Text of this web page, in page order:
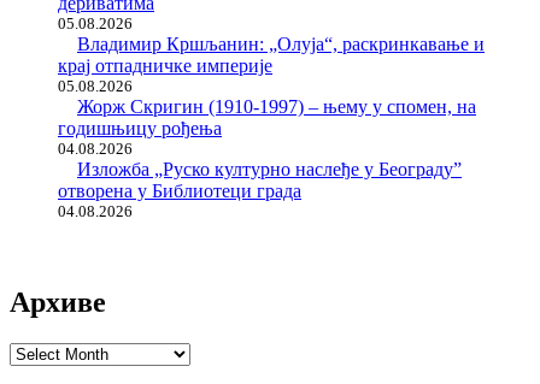
05.08.2026
Владимир Кршљанин: „Олуја“, раскринкавање и
крај отпадничке империје
05.08.2026
Жорж Скригин (1910-1997) – њему у спомен, на
годишњицу рођења
04.08.2026
Изложба „Руско културно наслеђе у Београду”
отворена у Библиотеци града
04.08.2026
Архиве
Архиве